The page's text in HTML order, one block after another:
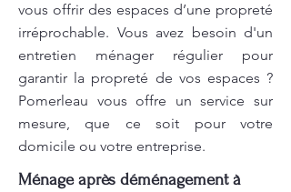
vous offrir des espaces d’une propreté
irréprochable. Vous avez besoin d'un
entretien ménager régulier pour
garantir la propreté de vos espaces ?
Pomerleau vous offre un service sur
mesure, que ce soit pour votre
domicile ou votre entreprise.
Ménage après déménagement à